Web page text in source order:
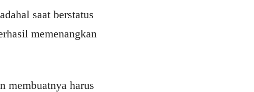
saat berstatus
memenangkan
membuatnya harus